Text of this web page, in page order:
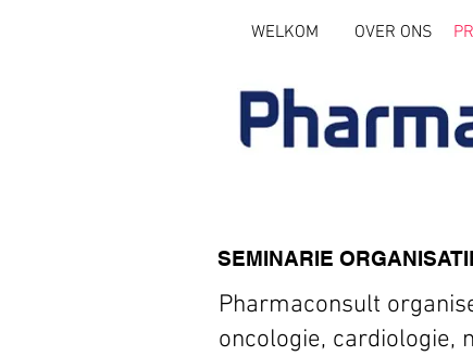
WELKOM OVER ONS
SEMINARIE
Pharmaconsult
oncologie, cardiologie,